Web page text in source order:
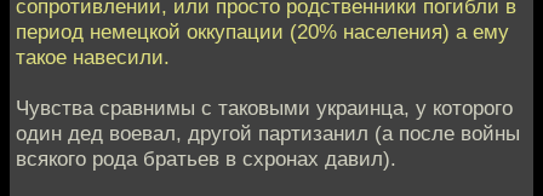
сопротивлении, или просто родственники погибли в
период немецкой оккупации (20% населения) а ему
такое навесили.
Чувства сравнимы с таковыми украинца, у которого
один дед воевал, другой партизанил (а после войны
всякого рода братьев в схронах давил).